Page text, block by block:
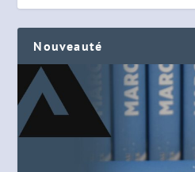
Nouveauté